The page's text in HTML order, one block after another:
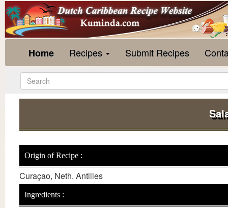
Home Recipes Submit Recipes
Origin of Recipe :
Curaçao, Neth. Antilles
Ingredients :